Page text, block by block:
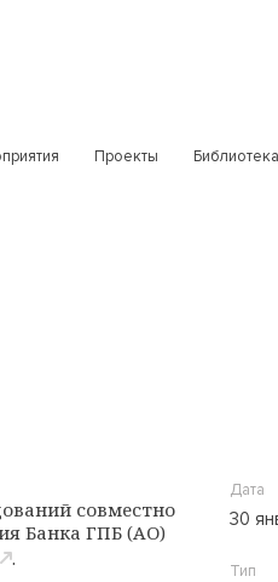
Проекты Библиотека
совместно
Банка ГПБ (АО)
.
Дата
30
Тип